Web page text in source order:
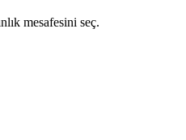
mesafesini seç.